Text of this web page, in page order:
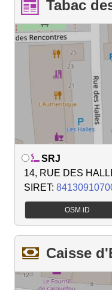
Tabac
SRJ
14, RUE DES
SIRET:
OSM iD
Caisse